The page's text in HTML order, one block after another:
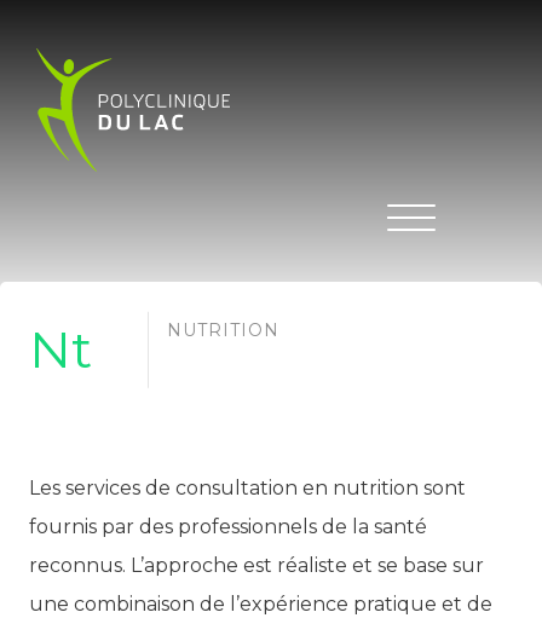
Nt NUTRITION
Les services de consultation en nutrition sont
fournis par des professionnels de la santé
reconnus. L’approche est réaliste et se base sur
une combinaison de l’expérience pratique et de